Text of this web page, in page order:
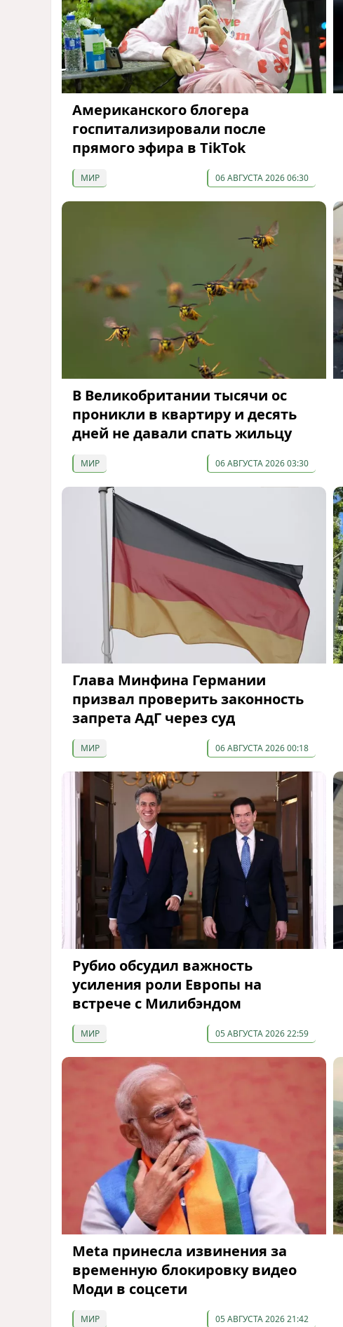
Американского блогера
госпитализировали после
прямого эфира в TikTok
МИР 06 АВГУСТА 2026 06:30
В Великобритании тысячи ос
проникли в квартиру и десять
дней не давали спать жильцу
МИР 06 АВГУСТА 2026 03:30
Глава Минфина Германии
призвал проверить законность
запрета АдГ через суд
МИР 06 АВГУСТА 2026 00:18
Рубио обсудил важность
усиления роли Европы на
встрече с Милибэндом
МИР 05 АВГУСТА 2026 22:59
Meta принесла извинения за
временную блокировку видео
Моди в соцсети
МИР 05 АВГУСТА 2026 21:42